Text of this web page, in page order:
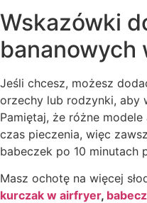
Wskazówki
bananowych
Jeśli chcesz, możesz
orzechy lub rodzynki, aby
Pamiętaj, że różne
czas pieczenia, więc
babeczek po 10 minutach
Masz ochotę na więcej
kurczak w airfryer,